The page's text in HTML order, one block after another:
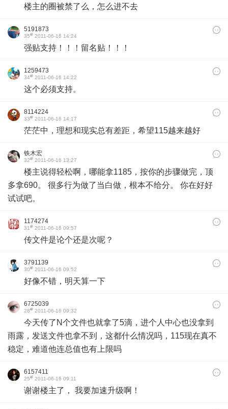
楼主的圈被禁了么，怎么进不去
5191873
35# 2011-06-16 14:24
强贴支持！！！留名贴！！！
1259473
34# 2011-06-16 14:22
这个必须支持。
8114224
33# 2011-06-16 14:17
茫茫中，理想和现实总有差距，希望115越来越好
铁木宏
32# 2011-06-16 13:27
楼主说得轻松啊，哪能拿1185，按你的步骤做完，顶
多拿690。 很多行为做了当白做，根本不给分。 你在好好
试试吧。
1174274
31# 2011-06-16 09:57
传文件是论个还是次呢？
3791139
30# 2011-06-16 09:52
好像不错，明天算一下
6725039
28# 2011-06-16 09:32
今天传了N个文件也就拿了5滴，进个人中心也没拿到
雨露，发送文件也拿不到，这都什么情况吗，115现在真不
稳定，难道他连总值也有上限吗
6157411
25# 2011-06-16 09:11
谢谢楼主了， 我要加速升级啊！